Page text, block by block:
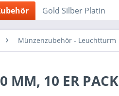
Gold Silber Platin
Münzenzubehör - Leuchtturm
MM, 10 ER PACK